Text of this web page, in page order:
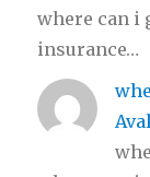
where can i
insurance…